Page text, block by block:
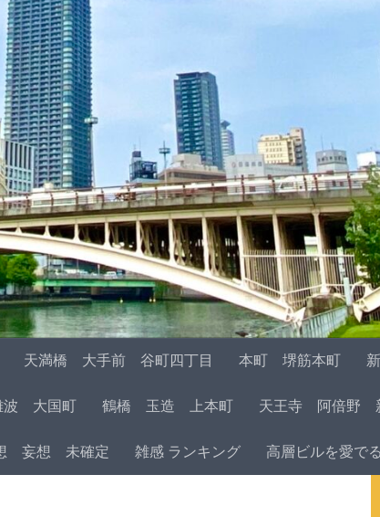
天満橋 大手前 谷町四丁目 本町 堺筋本町
波 大国町 鶴橋 玉造 上本町 天王寺 阿倍野
妄想 未確定 雑感 ランキング 高層ビルを愛でる